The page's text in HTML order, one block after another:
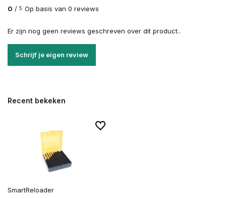
0 / 5 Op basis van 0 reviews
Er zijn nog geen reviews geschreven over dit product..
Schrijf je eigen review
Recent bekeken
SmartReloader